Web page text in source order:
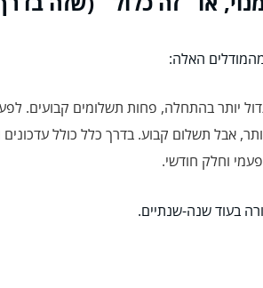
האלה:
יותר בהתחלה, פחות תשלומים קבועים.
אבל תשלום קבוע. בדרך כלל כולל עדכונים
וחלק חודשי.
בעוד שנה-שנתיים.